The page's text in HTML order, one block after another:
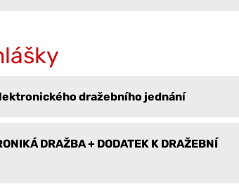
dražebního jednání
DRAŽBA + DODATEK K DRAŽEBNÍ